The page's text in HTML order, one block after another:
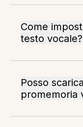
Come
testo vocale?
Posso
promemoria